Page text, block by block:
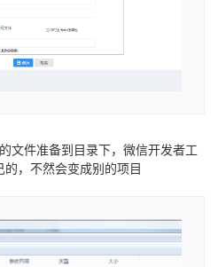
文件准备到目录下，微信开发者工
，不然会变成别的项目